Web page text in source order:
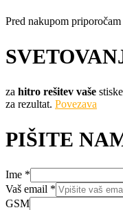
Pred nakupom priporočam
za hitro rešitev vaše
za rezultat. Povezava
PIŠITE
Ime *
Vaš email *
GSM